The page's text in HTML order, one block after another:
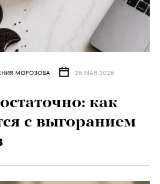
МОРОЗОВА 26 МАЯ 2026
как
с выгоранием